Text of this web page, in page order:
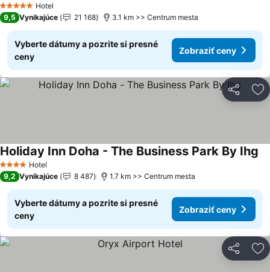
5 Počet hviezdičiek
Hotel
9,5 Vynikajúce 21 168 3.1 km >> Centrum mesta
Vyberte dátumy a pozrite si presné
ceny
Zobraziť ceny
Zdieľať
4 Počet hviezdičiek
Hotel
Holiday Inn Doha - The Business Park By Ihg
9,2 Vynikajúce 8 487 1.7 km >> Centrum mesta
Vyberte dátumy a pozrite si presné
ceny
Zobraziť ceny
Zdieľať